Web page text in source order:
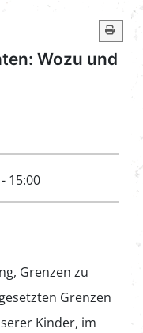
Wozu und
- 15:00
Grenzen zu
Grenzen
Kinder, im